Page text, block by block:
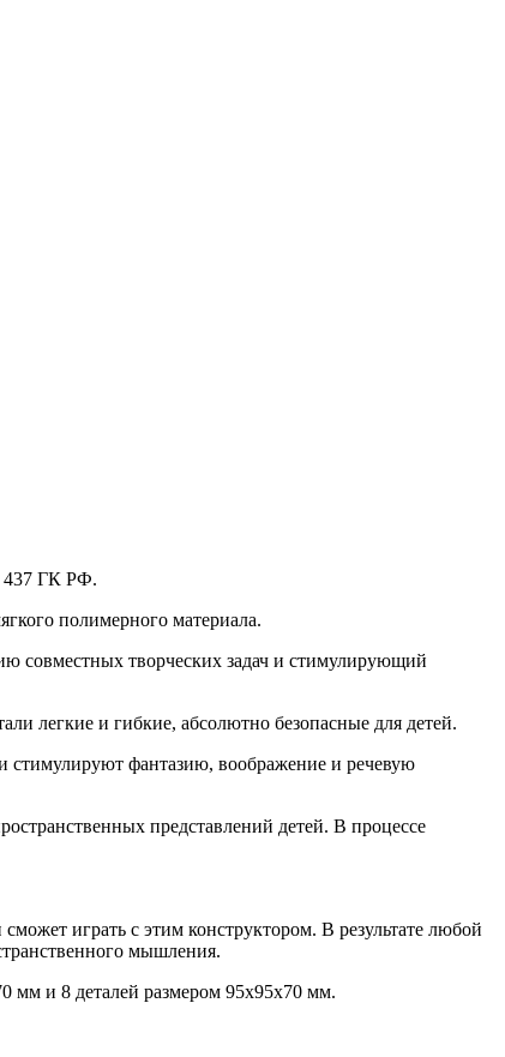
437 ГК РФ.
полимерного материала.
совместных творческих задач и стимулирующий
легкие и гибкие, абсолютно безопасные для детей.
стимулируют фантазию, воображение и речевую
представлений детей. В процессе
играть с этим конструктором. В результате любой
мышления.
мм и 8 деталей размером 95x95x70 мм.